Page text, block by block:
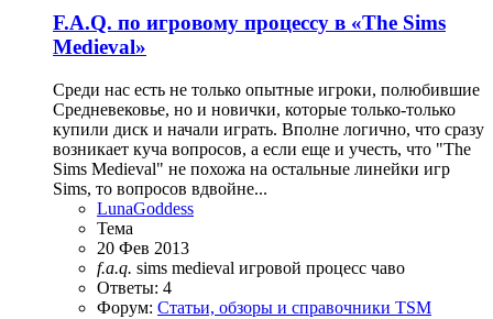
F.A.Q. по игровому процессу в «The Sims
Medieval»
Среди нас есть не только опытные игроки, полюбившие
Средневековье, но и новички, которые только-только
купили диск и начали играть. Вполне логично, что сразу
возникает куча вопросов, а если еще и учесть, что "The
Sims Medieval" не похожа на остальные линейки игр
Sims, то вопросов вдвойне...
LunaGoddess
Тема
20 Фев 2013
f.a.q. sims medieval игровой процесс чаво
Ответы: 4
Форум: Статьи, обзоры и справочники TSM